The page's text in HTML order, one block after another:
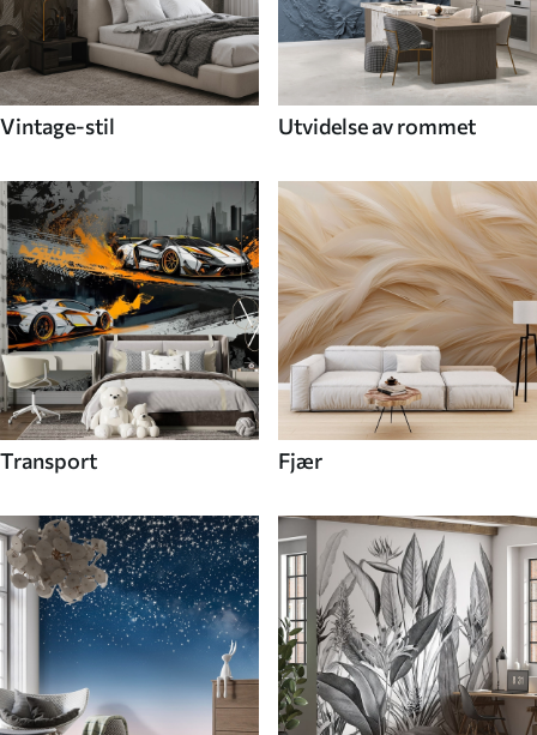
Vintage-stil Utvidelse av rommet
Transport Fjær